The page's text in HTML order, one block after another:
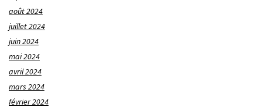
août 2024
juillet 2024
juin 2024
mai 2024
avril 2024
mars 2024
février 2024